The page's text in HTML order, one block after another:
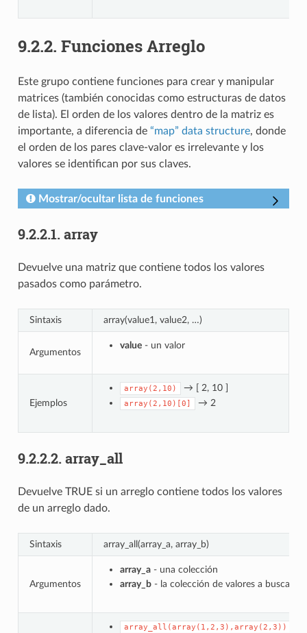
9.2.2. Funciones Arreglo
Este grupo contiene funciones para crear y manipular
matrices (también conocidas como estructuras de datos
de lista). El orden de los valores dentro de la matriz es
importante, a diferencia de “map” data structure, donde
el orden de los pares clave-valor es irrelevante y los
valores se identifican por sus claves.
Mostrar/ocultar lista de funciones
9.2.2.1. array
Devuelve una matriz que contiene todos los valores
pasados como parámetro.
Sintaxis array(value1, value2, …)
Argumentos
value- un valor
Ejemplos
array(2,10) → [ 2, 10 ]
array(2,10)[0] → 2
9.2.2.2. array_all
Devuelve TRUE si un arreglo contiene todos los valores
de un arreglo dado.
Sintaxis array_all(array_a, array_b)
Argumentos
array_a- una colección
array_b- la colección de valores a buscar
array_all(array(1,2,3),array(2,3))